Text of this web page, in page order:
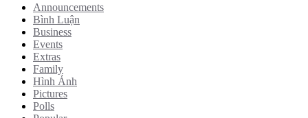
Announcements
Bình Luận
Business
Events
Extras
Family
Hình Ảnh
Pictures
Polls